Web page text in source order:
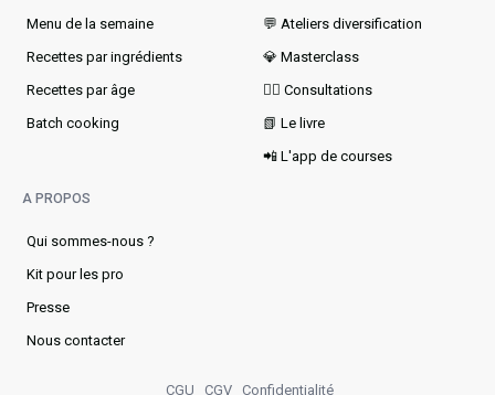
Menu de la semaine​
Recettes par ingrédients
Recettes par âge
Batch cooking
💬 Ateliers diversification
💎 Masterclass
👩‍⚕️ Consultations
📗 Le livre
📲 L'app de courses
A PROPOS
Qui sommes-nous ?
Kit pour les pro
Presse
Nous contacter
CGU CGV Confidentialité